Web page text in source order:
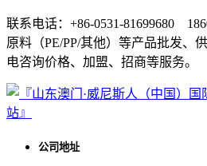
联系电话：+86-0531-81699680
原料（PE/PP/其他）等产品批发、
电咨询价格、加盟、招商等服务。
公司地址